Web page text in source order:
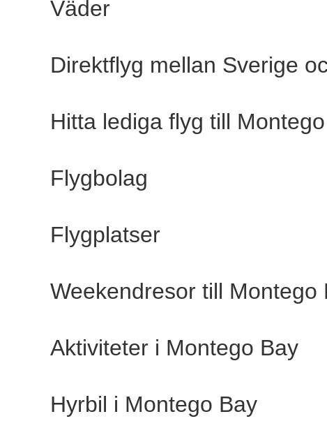
Väder
Direktflyg mellan Sverige
Hitta lediga flyg till
Flygbolag
Flygplatser
Weekendresor till Montego
Aktiviteter i Montego Bay
Hyrbil i Montego Bay